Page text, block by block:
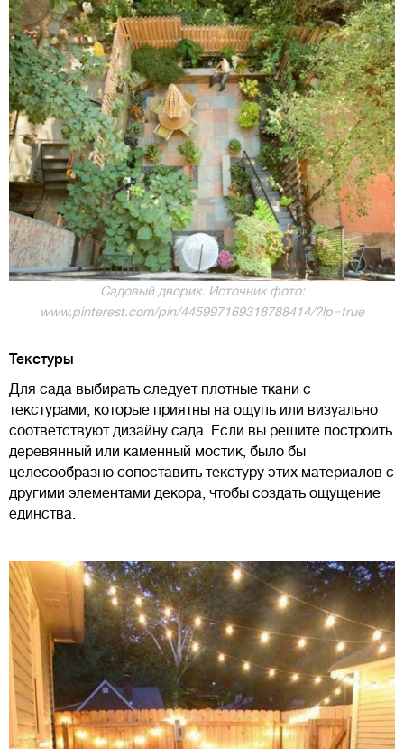
Садовый дворик. Источник фото:
www.pinterest.com/pin/445997169318788414/?lp=true
Текстуры
Для сада выбирать следует плотные ткани с
текстурами, которые приятны на ощупь или визуально
соответствуют дизайну сада. Если вы решите построить
деревянный или каменный мостик, было бы
целесообразно сопоставить текстуру этих материалов с
другими элементами декора, чтобы создать ощущение
единства.